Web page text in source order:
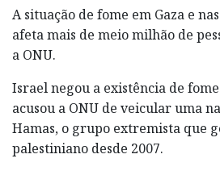
A situação de fome em Gaza e
afeta mais de meio milhão de
a ONU.
Israel negou a existência de fome
acusou a ONU de veicular uma
Hamas, o grupo extremista que
palestiniano desde 2007.